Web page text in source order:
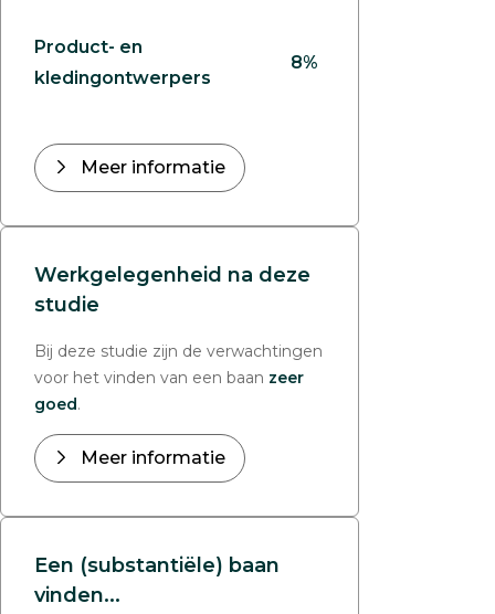
Product- en
kledingontwerpers
8%
Meer informatie
Werkgelegenheid na deze
studie
Bij deze studie zijn de verwachtingen
voor het vinden van een baan zeer
goed.
Meer informatie
Een (substantiële) baan
vinden...